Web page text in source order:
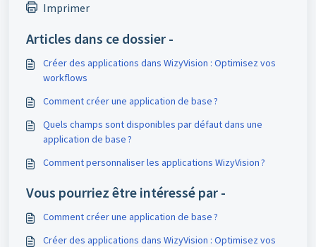
Imprimer
Articles dans ce dossier -
Créer des applications dans WizyVision : Optimisez vos
workflows
Comment créer une application de base ?
Quels champs sont disponibles par défaut dans une
application de base ?
Comment personnaliser les applications WizyVision ?
Vous pourriez être intéressé par -
Comment créer une application de base ?
Créer des applications dans WizyVision : Optimisez vos